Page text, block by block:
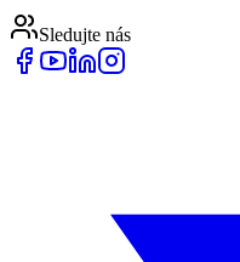
Sledujte nás